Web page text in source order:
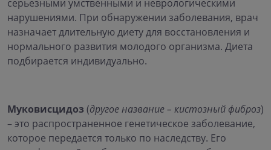
серьезными умственными и неврологическими
нарушениями. При обнаружении заболевания, врач
назначает длительную диету для восстановления и
нормального развития молодого организма. Диета
подбирается индивидуально.
Муковисцидоз (другое название – кистозный фиброз)
– это распространенное генетическое заболевание,
которое передается только по наследству. Его